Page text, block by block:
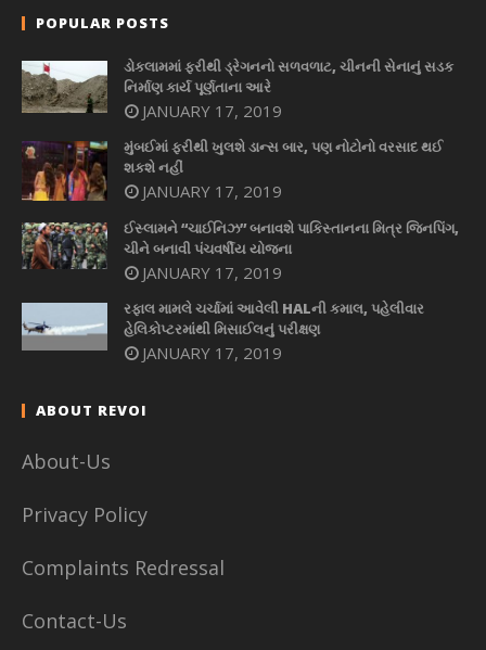
POPULAR POSTS
ડોકલામમાં ફરીથી ડ્રેગનનો સળવળાટ, ચીનની સેનાનું સડક
નિર્માણ કાર્ય પૂર્ણતાના આરે
JANUARY 17, 2019
મુંબઈમાં ફરીથી ખુલશે ડાન્સ બાર, પણ નોટોનો વરસાદ થઈ
શકશે નહીં
JANUARY 17, 2019
ઈસ્લામને “ચાઈનિઝ” બનાવશે પાકિસ્તાનના મિત્ર જિનપિંગ,
ચીને બનાવી પંચવર્ષીય યોજના
JANUARY 17, 2019
રફાલ મામલે ચર્ચામાં આવેલી HALની કમાલ, પહેલીવાર
હેલિકોપ્ટરમાંથી મિસાઈલનું પરીક્ષણ
JANUARY 17, 2019
ABOUT REVOI
About-Us
Privacy Policy
Complaints Redressal
Contact-Us